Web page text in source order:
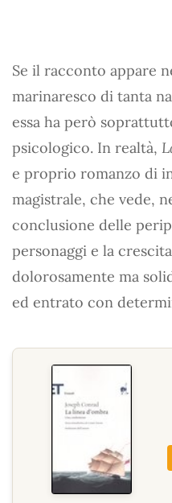
Se il racconto appare
marinaresco di tanta
essa ha però
psicologico. In realtà,
e proprio romanzo di
magistrale, che vede,
conclusione delle
personaggi e la
dolorosamente ma
ed entrato con